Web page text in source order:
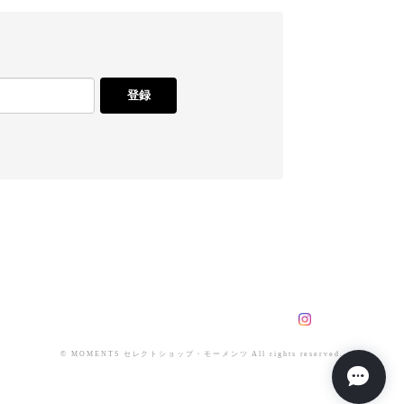
登録
© MOMENTS セレクトショップ・モーメンツ All rights reserved.